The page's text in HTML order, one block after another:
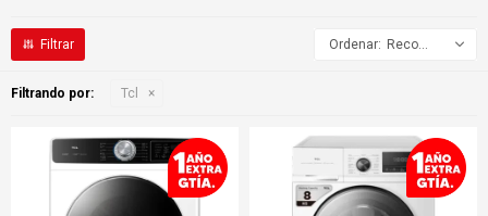
Recomendados
Filtrando por: Tcl